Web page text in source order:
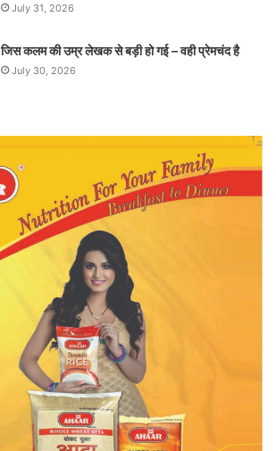
July 31, 2026
जिस कलम की उम्र लेखक से बड़ी हो गई – वही प्रेमचंद है
July 30, 2026